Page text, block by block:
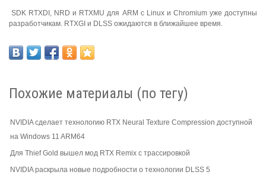
SDK RTXDI, NRD и RTXMU для ARM с Linux и Chromium уже доступны
разработчикам. RTXGI и DLSS ожидаются в ближайшее время.
Похожие материалы (по тегу)
NVIDIA сделает технологию RTX Neural Texture Compression доступной
на Windows 11 ARM64
Для Thief Gold вышел мод RTX Remix с трассировкой
NVIDIA раскрыла новые подробности о технологии DLSS 5